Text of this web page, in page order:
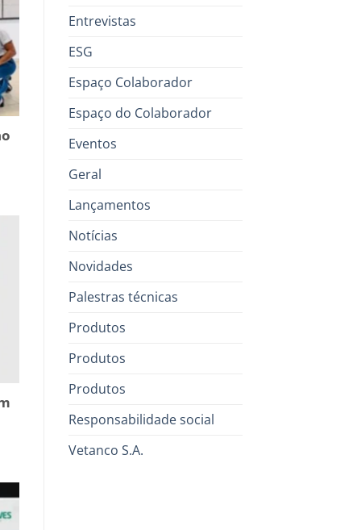
Entrevistas
ESG
Espaço Colaborador
Espaço do Colaborador
Eventos
Geral
Lançamentos
Notícias
Novidades
Palestras técnicas
Produtos
Produtos
Produtos
Responsabilidade social
Vetanco S.A.